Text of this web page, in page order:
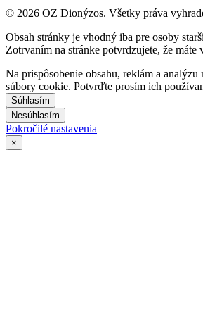
© 2026 OZ Dionýzos. Všetky práva
Obsah stránky je vhodný iba pre osoby
Zotrvaním na stránke potvrdzujete, že máte
Na prispôsobenie obsahu, reklám a analýzu
súbory cookie. Potvrďte prosím ich
Súhlasím
Nesúhlasím
Pokročilé nastavenia
×